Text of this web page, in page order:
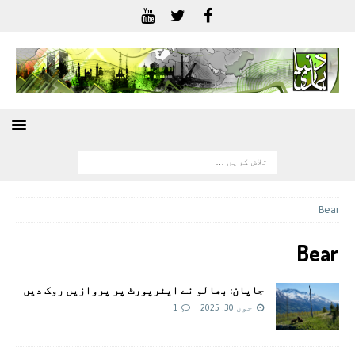
Bear
Bear
جاپان: بھالو نے ایئرپورٹ پر پروازیں روک دیں
جون 30, 2025 1